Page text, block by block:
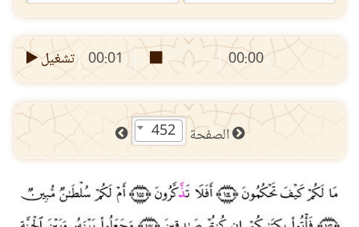
00:00
00:01 تشغيل
الصفحة 452